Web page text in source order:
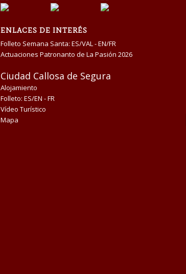
ENLACES DE INTERÉS
Folleto Semana Santa: ES/VAL-EN/FR
Actuaciones Patronanto de La Pasión 2026
Ciudad Callosa de Segura
Alojamiento
Folleto: ES/EN -FR
Vídeo Turístico
Mapa